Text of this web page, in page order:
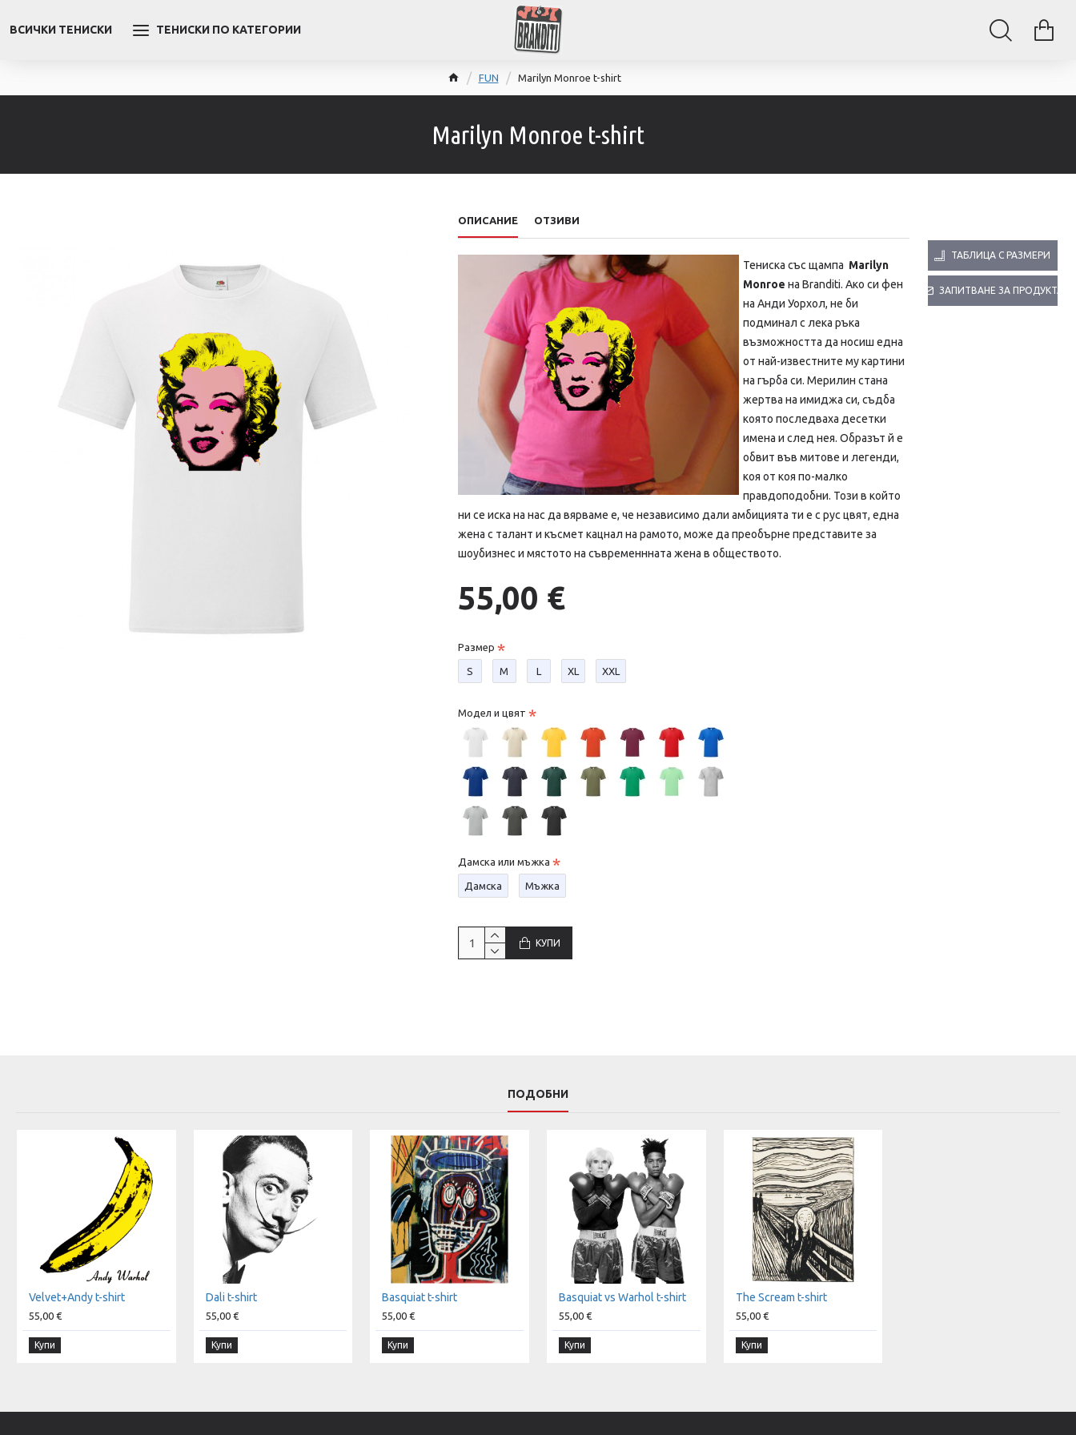
ВСИЧКИ ТЕНИСКИ ТЕНИСКИ ПО КАТЕГОРИИ
FUN Marilyn Monroe t-shirt
Marilyn Monroe t-shirt
ОПИСАНИЕ ОТЗИВИ
Тениска със щампа Marilyn
Monroe на Branditi. Ако си фен
на Анди Уорхол, не би
подминал с лека ръка
възможността да носиш една
от най-известните му картини
на гърба си. Мерилин стана
жертва на имиджа си, съдба
която последваха десетки
имена и след нея. Образът й е
обвит във митове и легенди,
коя от коя по-малко
правдоподобни. Този в който
ни се иска на нас да вярваме е, че независимо дали амбицията ти е с рус цвят, една
жена с талант и късмет кацнал на рамото, може да преобърне представите за
шоубизнес и мястото на съвременнната жена в обществото.
ТАБЛИЦА С РАЗМЕРИ
ЗАПИТВАНЕ ЗА ПРОДУКТА
55,00 €
Размер
S М L XL XXL
Модел и цвят
Дамска или мъжка
Дамска Мъжка
КУПИ
ПОДОБНИ
Velvet+Andy t-shirt
55,00 €
Купи
Dali t-shirt
55,00 €
Купи
Basquiat t-shirt
55,00 €
Купи
Basquiat vs Warhol t-shirt
55,00 €
Купи
The Scream t-shirt
55,00 €
Купи